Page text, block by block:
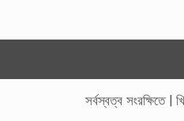
সর্বস্বত্ব সংরক্ষিতে |